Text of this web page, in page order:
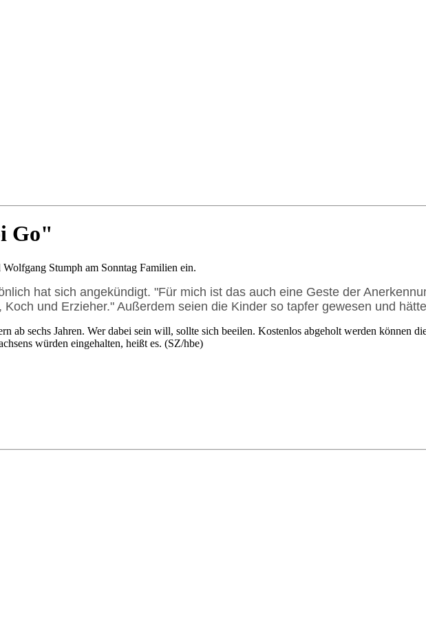
Go"
Stumph am Sonntag Familien ein.
hat sich angekündigt. "Für mich ist das auch eine Geste der
und Erzieher." Außerdem seien die Kinder so tapfer gewesen und
ab sechs Jahren. Wer dabei sein will, sollte sich beeilen. Kostenlos abgeholt werden können
würden eingehalten, heißt es. (SZ/hbe)